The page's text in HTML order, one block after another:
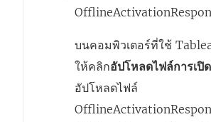
บนคอมพิวเตอร์ที่ใช้
ให้คลิกอัปโหลดไฟล์การเปิ
อัปโหลดไฟล์